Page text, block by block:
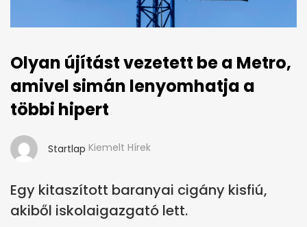
Olyan újítást vezetett be a Metro,
amivel simán lenyomhatja a
többi hipert
Startlap Kiemelt Hírek
Egy kitaszított baranyai cigány kisfiú,
akiből iskolaigazgató lett.